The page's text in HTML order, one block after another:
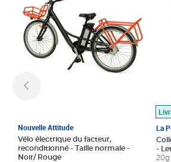
Nouvelle Attitude
Vélo électrique du facteur,
reconditionné - Taille normale -
Noir/ Rouge
La
-
20g